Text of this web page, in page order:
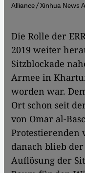
Alliance / Xinhua News
Die Rolle der
2019 weiter
Sitzblockade
Armee in
worden war.
Ort schon seit
von Omar al-
Protestierenden
danach blieb
Auflösung der